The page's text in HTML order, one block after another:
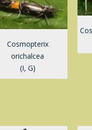
Cosmopterix
orichalcea
(I, G)